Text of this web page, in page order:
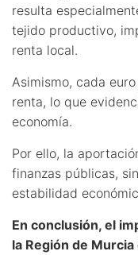
resulta
tejido productivo,
renta local.
Asimismo, cada
renta, lo que
economía.
Por ello, la
finanzas públicas,
estabilidad
En conclusión, el
la Región de